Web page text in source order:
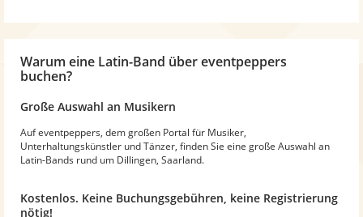
Warum eine Latin-Band über eventpeppers
buchen?
Große Auswahl an Musikern
Auf eventpeppers, dem großen Portal für Musiker,
Unterhaltungskünstler und Tänzer, finden Sie eine große Auswahl an
Latin-Bands rund um Dillingen, Saarland.
Kostenlos. Keine Buchungsgebühren, keine Registrierung
nötig!